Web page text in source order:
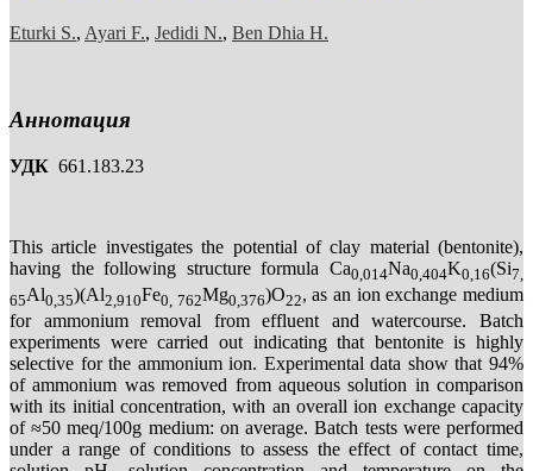
Eturki S., Ayari F., Jedidi N., Ben Dhia H.
Аннотация
УДК 661.183.23
This article investigates the potential of clay material (bentonite),
having the following structure formula Ca0,014Na0,404K0,16(Si7,
65Al0,35)(Al2,910Fe0, 762Mg0,376)O22, as an ion exchange medium
for ammonium removal from effluent and watercourse. Batch
experiments were carried out indicating that bentonite is highly
selective for the ammonium ion. Experimental data show that 94%
of ammonium was removed from aqueous solution in comparison
with its initial concentration, with an overall ion exchange capacity
of ≈50 meq/100g medium: on average. Batch tests were performed
under a range of conditions to assess the effect of contact time,